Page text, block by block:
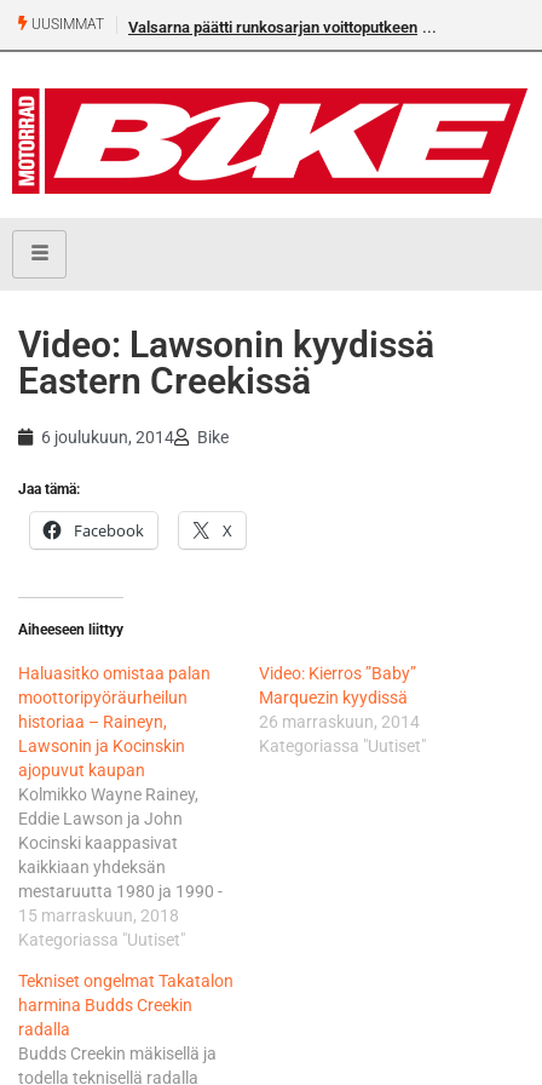
UUSIMMAT Valsarna päätti runkosarjan voittoputkeen
Video: Lawsonin kyydissä
Eastern Creekissä
6 joulukuun, 2014 Bike
Jaa tämä:
Facebook X
Aiheeseen liittyy
Haluasitko omistaa palan
moottoripyöräurheilun
historiaa – Raineyn,
Lawsonin ja Kocinskin
ajopuvut kaupan
Kolmikko Wayne Rainey,
Eddie Lawson ja John
Kocinski kaappasivat
kaikkiaan yhdeksän
mestaruutta 1980 ja 1990 -
luvuilla. Nyt tämä
kaksinkertainen 250GP -
Lavado myy kolmikon
pukuja. Jos olet kiinnostunut
puvuista, klikkaa Lavadon
Facebook-sivulle. Hintaa ei
15 marraskuun, 2018
Kategoriassa "Uutiset"
Video: Kierros ”Baby”
Marquezin kyydissä
26 marraskuun, 2014
Kategoriassa "Uutiset"
Tekniset ongelmat Takatalon
harmina Budds Creekin
radalla
Budds Creekin mäkisellä ja
todella teknisellä radalla